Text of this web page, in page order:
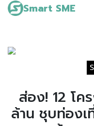
Smart SME
ส่อง! 12 โค
ล้าน ชุบท่องเ